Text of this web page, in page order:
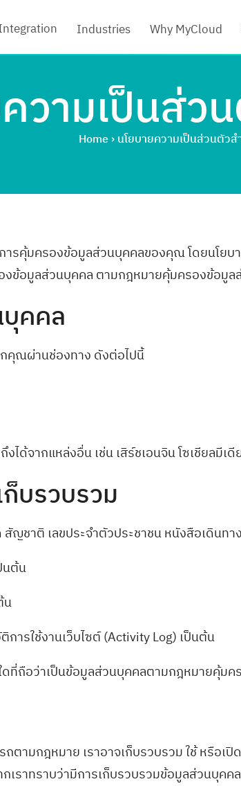
Industries Why MyCloud
วามเป็นส่ว
Home›นโยบายความเป็นส่วนตัว
รคุ้มครองข้อมูลส่วนบุคคลของคุณ โดยนโย
งข้อมูลส่วนบุคคล ตามกฎหมายคุ้มครองข้อมู
คคล
คุณผ่านช่องทาง ดังต่อไปนี้
ได้จากแหล่งอื่น เช่น เสิร์ชเอนจิน โซเชียลมี
บรวบรวม
ญชาติ เลขประจำตัวประชาชน หนังสือเดินทา
นต้น
น
การใช้งานเว็บไซต์ (Activity Log) เป็นต้น
ดที่ถือว่าเป็นข้อมูลส่วนบุคคลตามกฎหมายคุ้ม
ามกฎหมาย เราอาจเก็บรวบรวม ใช้ หรือ
าทราบว่ามีการเก็บรวบรวมข้อมูลส่วนบุค